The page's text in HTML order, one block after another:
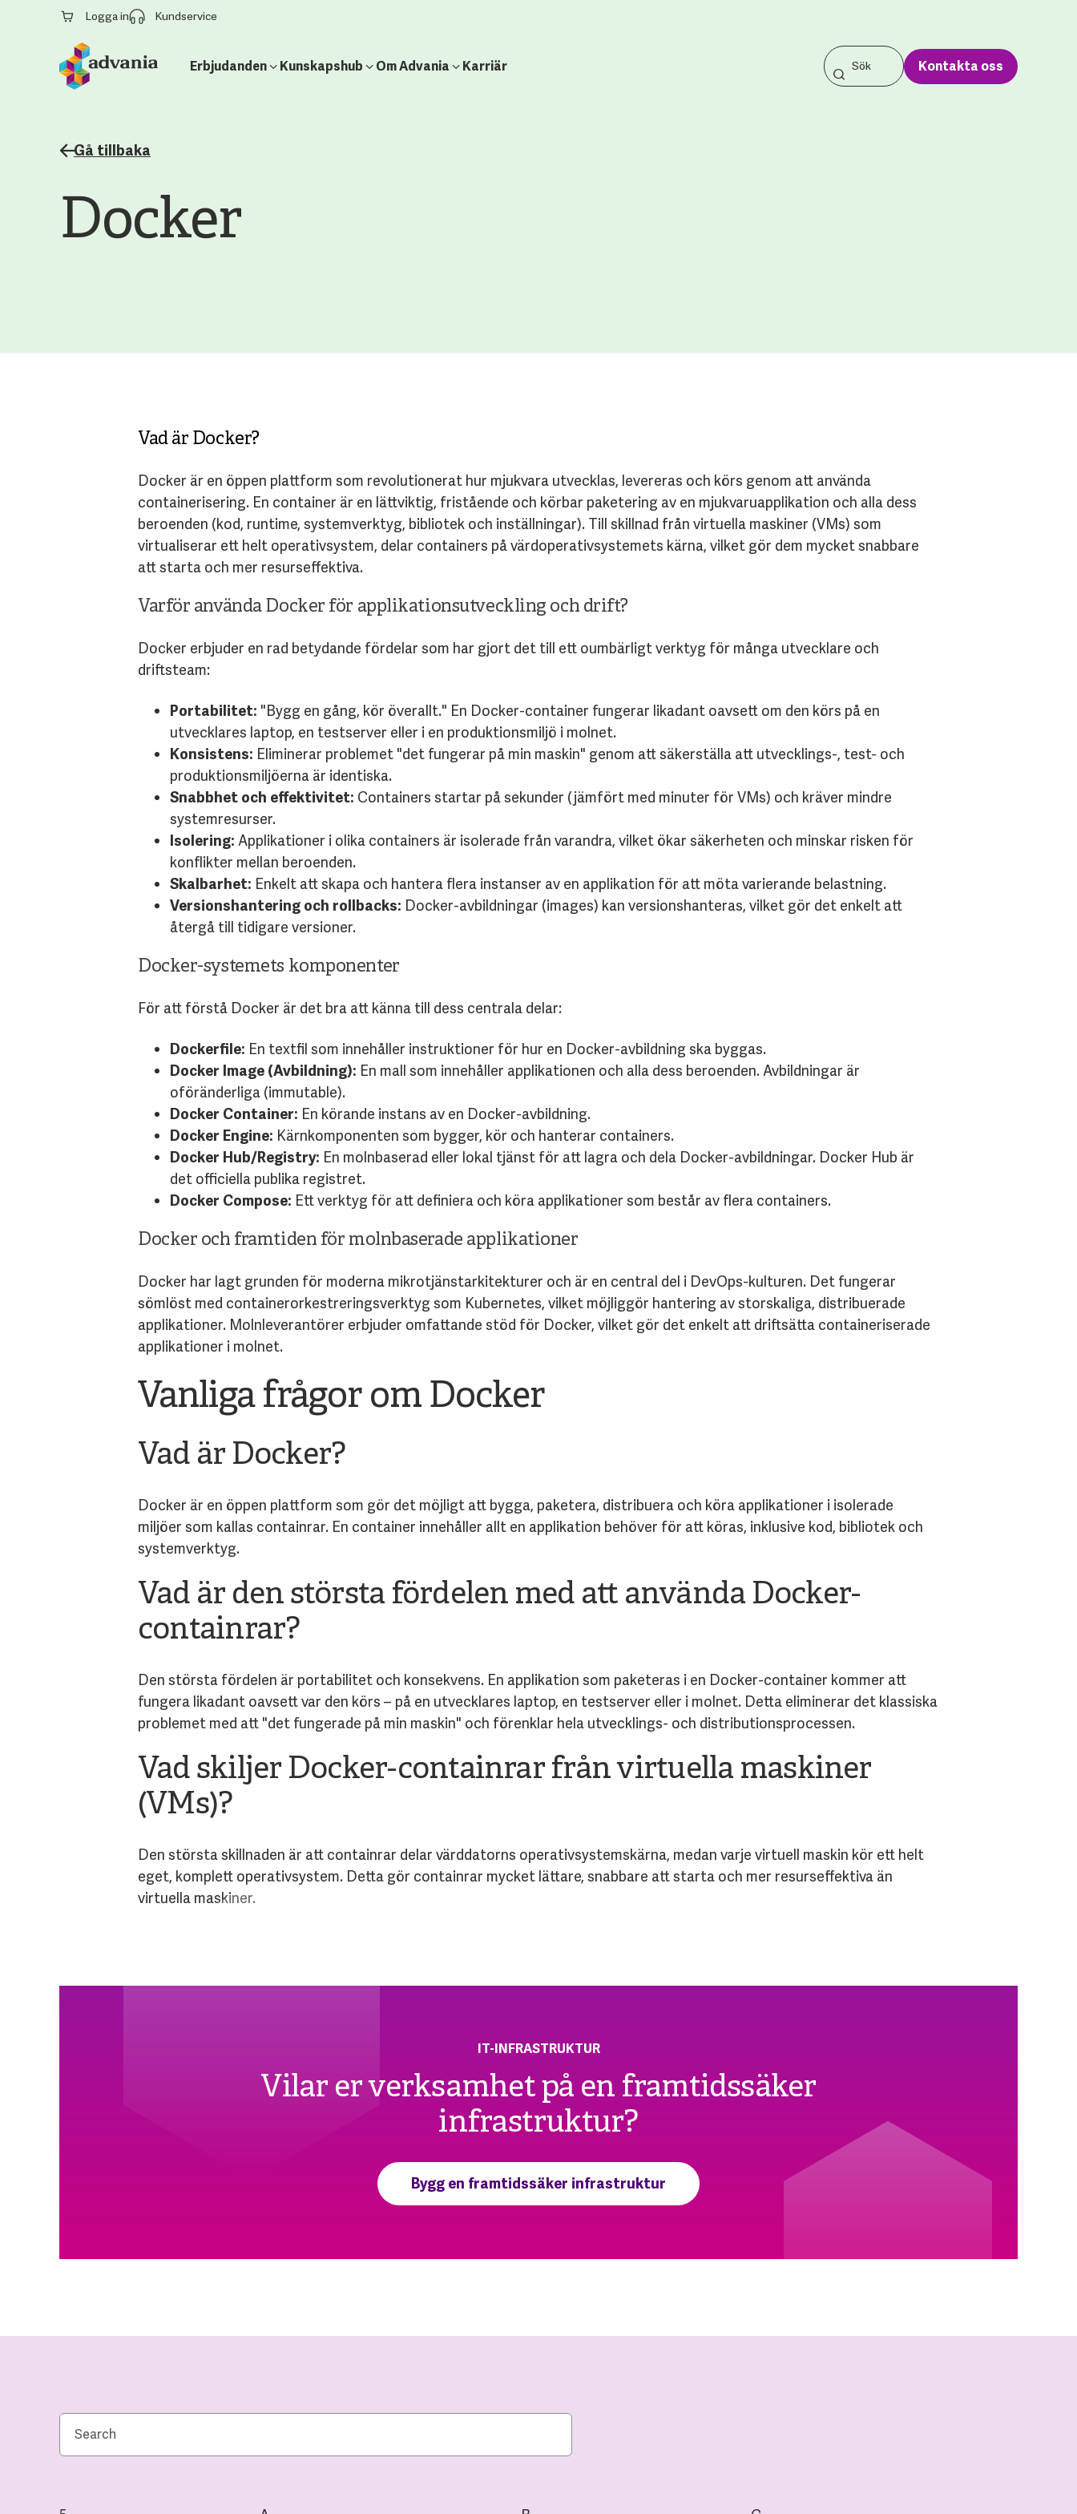
Logga in Kundservice
Erbjudanden Kunskapshub Om Advania Karriär Kontakta oss
Gå tillbaka
Docker
Vad är Docker?
Docker är en öppen plattform som revolutionerat hur mjukvara utvecklas, levereras och körs genom att använda
containerisering. En container är en lättviktig, fristående och körbar paketering av en mjukvaruapplikation och alla dess
beroenden (kod, runtime, systemverktyg, bibliotek och inställningar). Till skillnad från virtuella maskiner (VMs) som
virtualiserar ett helt operativsystem, delar containers på värdoperativsystemets kärna, vilket gör dem mycket snabbare
att starta och mer resurseffektiva.
Varför använda Docker för applikationsutveckling och drift?
Docker erbjuder en rad betydande fördelar som har gjort det till ett oumbärligt verktyg för många utvecklare och
driftsteam:
Portabilitet: "Bygg en gång, kör överallt." En Docker-container fungerar likadant oavsett om den körs på en
utvecklares laptop, en testserver eller i en produktionsmiljö i molnet.
Konsistens: Eliminerar problemet "det fungerar på min maskin" genom att säkerställa att utvecklings-, test- och
produktionsmiljöerna är identiska.
Snabbhet och effektivitet: Containers startar på sekunder (jämfört med minuter för VMs) och kräver mindre
systemresurser.
Isolering: Applikationer i olika containers är isolerade från varandra, vilket ökar säkerheten och minskar risken för
konflikter mellan beroenden.
Skalbarhet: Enkelt att skapa och hantera flera instanser av en applikation för att möta varierande belastning.
Versionshantering och rollbacks: Docker-avbildningar (images) kan versionshanteras, vilket gör det enkelt att
återgå till tidigare versioner.
Docker-systemets komponenter
För att förstå Docker är det bra att känna till dess centrala delar:
Dockerfile: En textfil som innehåller instruktioner för hur en Docker-avbildning ska byggas.
Docker Image (Avbildning): En mall som innehåller applikationen och alla dess beroenden. Avbildningar är
oföränderliga (immutable).
Docker Container: En körande instans av en Docker-avbildning.
Docker Engine: Kärnkomponenten som bygger, kör och hanterar containers.
Docker Hub/Registry: En molnbaserad eller lokal tjänst för att lagra och dela Docker-avbildningar. Docker Hub är
det officiella publika registret.
Docker Compose: Ett verktyg för att definiera och köra applikationer som består av flera containers.
Docker och framtiden för molnbaserade applikationer
Docker har lagt grunden för moderna mikrotjänstarkitekturer och är en central del i DevOps-kulturen. Det fungerar
sömlöst med containerorkestreringsverktyg som Kubernetes, vilket möjliggör hantering av storskaliga, distribuerade
applikationer. Molnleverantörer erbjuder omfattande stöd för Docker, vilket gör det enkelt att driftsätta containeriserade
applikationer i molnet.
Vanliga frågor om Docker
Vad är Docker?
Docker är en öppen plattform som gör det möjligt att bygga, paketera, distribuera och köra applikationer i isolerade
miljöer som kallas containrar. En container innehåller allt en applikation behöver för att köras, inklusive kod, bibliotek och
systemverktyg.
Vad är den största fördelen med att använda Docker-
containrar?
Den största fördelen är portabilitet och konsekvens. En applikation som paketeras i en Docker-container kommer att
fungera likadant oavsett var den körs – på en utvecklares laptop, en testserver eller i molnet. Detta eliminerar det klassiska
problemet med att "det fungerade på min maskin" och förenklar hela utvecklings- och distributionsprocessen.
Vad skiljer Docker-containrar från virtuella maskiner
(VMs)?
Den största skillnaden är att containrar delar värddatorns operativsystemskärna, medan varje virtuell maskin kör ett helt
eget, komplett operativsystem. Detta gör containrar mycket lättare, snabbare att starta och mer resurseffektiva än
virtuella maskiner.
IT-INFRASTRUKTUR
Vilar er verksamhet på en framtidssäker
infrastruktur?
Bygg en framtidssäker infrastruktur